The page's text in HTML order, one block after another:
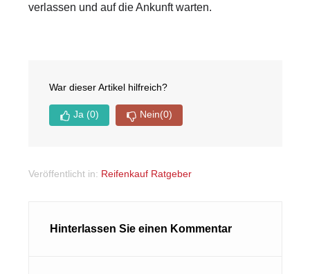
verlassen und auf die Ankunft warten.
War dieser Artikel hilfreich?
Ja (0) Nein(0)
Veröffentlicht in: Reifenkauf Ratgeber
Hinterlassen Sie einen Kommentar